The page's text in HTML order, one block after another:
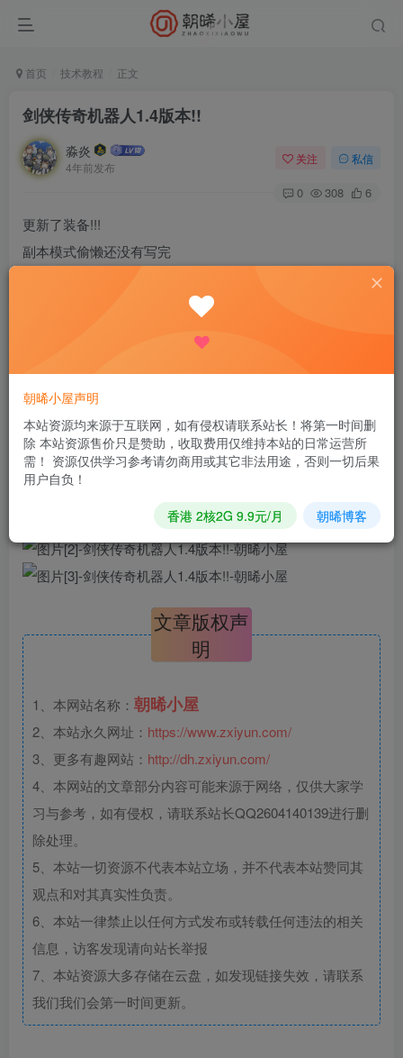
首页 技术教程 正文
剑侠传奇机器人1.4版本!!
淼炎
4年前发布
关注 私信
0 308 6
更新了装备!!!
副本模式偷懒还没有写完
机器人词库:https://kelecola.lanzouh.com/igdnu03y6uxc
1.2版本PHP源码:http://game.warlord.top/jxcq.zip
(修复了个人信息出现用户不存在的bug，修复pk中途冒险中
途可以使用复活币回血bug)
官网:http://game.warlord.top/index.php
用户后台:http://game.warlord.top/yh/index.php
文章版权声
明
1、本网站名称： 朝晞小屋
2、本站永久网址： https://www.zxiyun.com/
3、更多有趣网站： http://dh.zxiyun.com/
4、本网站的文章部分内容可能来源于网络，仅供大家学
习与参考，如有侵权，请联系站长QQ2604140139进行删
除处理。
5、本站一切资源不代表本站立场，并不代表本站赞同其
观点和对其真实性负责。
6、本站一律禁止以任何方式发布或转载任何违法的相关
信息，访客发现请向站长举报
7、本站资源大多存储在云盘，如发现链接失效，请联系
我们我们会第一时间更新。
朝晞小屋声明
本站资源均来源于互联网，如有侵权请联系站长！将第一时间删
除 本站资源售价只是赞助，收取费用仅维持本站的日常运营所
需！ 资源仅供学习参考请勿商用或其它非法用途，否则一切后果
用户自负！
香港 2核2G 9.9元/月 朝晞博客